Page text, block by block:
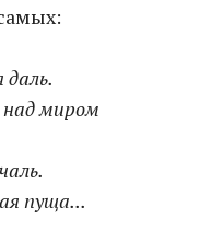
даль.
над миром
пуща...